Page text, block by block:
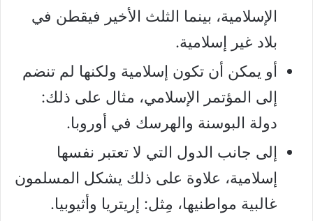
الإسلامية، بينما الثلث الأخير فيقطن في
بلاد غير إسلامية.
أو يمكن أن تكون إسلامية ولكنها لم تنضم
إلى المؤتمر الإسلامي، مثال على ذلك:
دولة البوسنة والهرسك في أوروبا.
إلى جانب الدول التي لا تعتبر نفسها
إسلامية، علاوة على ذلك يشكل المسلمون
غالبية مواطنيها، مِثل: إريتريا وأثيوبيا.